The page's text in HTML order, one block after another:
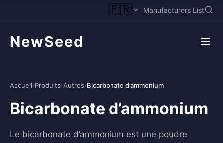
🇫🇷 Manufacturers List
NewSeed
Accueil›Produits›Autres›Bicarbonate d’ammonium
Bicarbonate d’ammonium
Le bicarbonate d’ammonium est une poudre